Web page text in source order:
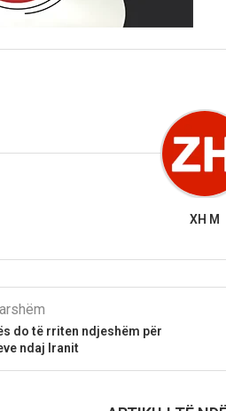
XH M
do të rriten ndjeshëm për
ndaj Iranit